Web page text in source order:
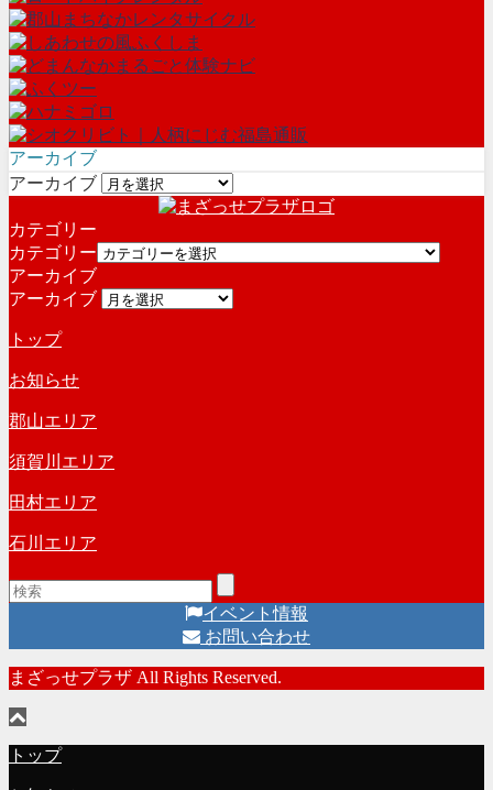
アーカイブ
アーカイブ
カテゴリー
カテゴリー
アーカイブ
アーカイブ
トップ
お知らせ
郡山エリア
須賀川エリア
田村エリア
石川エリア
イベント情報
お問い合わせ
まざっせプラザ All Rights Reserved.
トップ